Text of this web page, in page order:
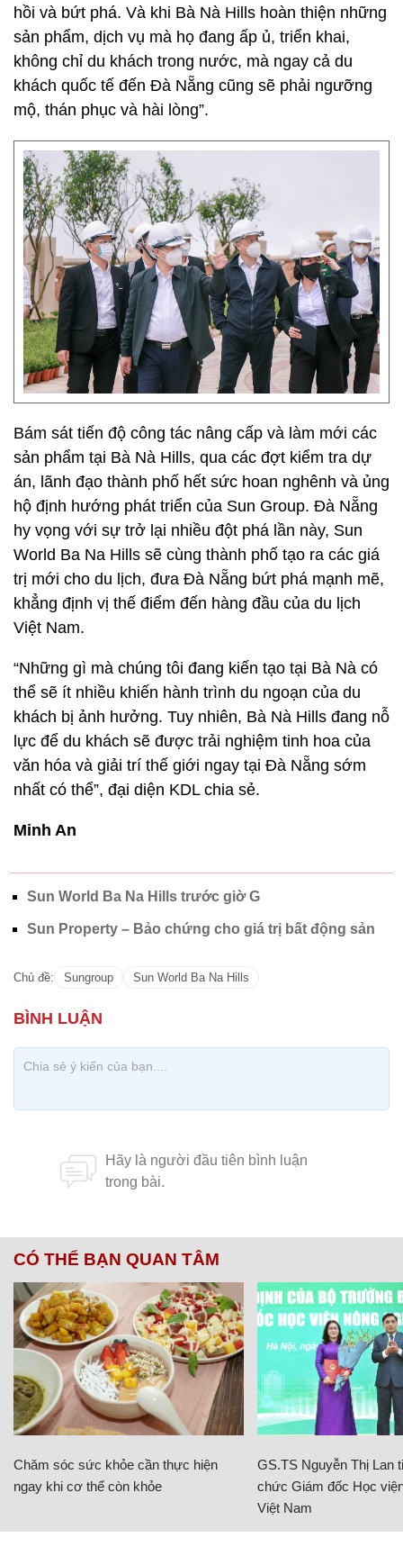
hồi và bứt phá. Và khi Bà Nà Hills hoàn thiện những
sản phẩm, dịch vụ mà họ đang ấp ủ, triển khai,
không chỉ du khách trong nước, mà ngay cả du
khách quốc tế đến Đà Nẵng cũng sẽ phải ngưỡng
mộ, thán phục và hài lòng”.
Bám sát tiến độ công tác nâng cấp và làm mới các
sản phẩm tại Bà Nà Hills, qua các đợt kiểm tra dự
án, lãnh đạo thành phố hết sức hoan nghênh và ủng
hộ định hướng phát triển của Sun Group. Đà Nẵng
hy vọng với sự trở lại nhiều đột phá lần này, Sun
World Ba Na Hills sẽ cùng thành phố tạo ra các giá
trị mới cho du lịch, đưa Đà Nẵng bứt phá mạnh mẽ,
khẳng định vị thế điểm đến hàng đầu của du lịch
Việt Nam.
“Những gì mà chúng tôi đang kiến tạo tại Bà Nà có
thể sẽ ít nhiều khiến hành trình du ngoạn của du
khách bị ảnh hưởng. Tuy nhiên, Bà Nà Hills đang nỗ
lực để du khách sẽ được trải nghiệm tinh hoa của
văn hóa và giải trí thế giới ngay tại Đà Nẵng sớm
nhất có thể”, đại diện KDL chia sẻ.
Minh An
Sun World Ba Na Hills trước giờ G
Sun Property – Bảo chứng cho giá trị bất động sản
Chủ đề: Sungroup Sun World Ba Na Hills
CÓ THỂ BẠN QUAN TÂM
Chăm sóc sức khỏe cần thực hiện
ngay khi cơ thể còn khỏe
GS.TS Nguyễn Thị Lan
chức Giám đốc Học
Việt Nam